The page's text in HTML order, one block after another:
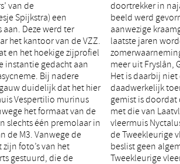
van de
Spijkstra) een
Deze werd ter
het kantoor van de VZZ.
en het hoekige zijprofiel
instantie gedacht aan
Bij nadere
duidelijk dat het hier
Vespertilio murinus
het formaat van de
slechts één premolaar in
de M3. Vanwege de
foto’s van het
gestuurd, die de
op dit
enkele jaren
Utrecht. De
steeds vaker
soort gemeld, onder
en Overijssel.
soort in Nederland
deze in het verleden
werden verward
serotinus of Rosse
wel duidelijk is, is dat
nog altijd
vondst van een
mag dan ook